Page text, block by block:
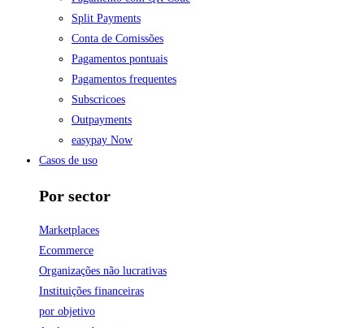
Split Payments
Conta de Comissões
Pagamentos pontuais
Pagamentos frequentes
Subscricoes
Outpayments
easypay Now
Casos de uso
Por sector
Marketplaces
Ecommerce
Organizações não lucrativas
Instituições financeiras
por objetivo